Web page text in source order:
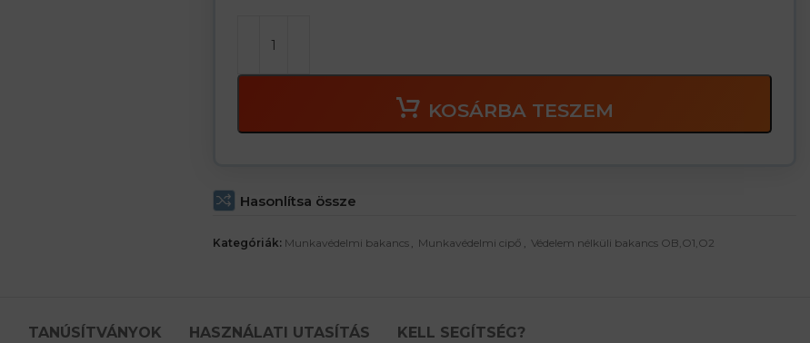
KOSÁRBA TESZEM
Hasonlítsa össze
Kategóriák: Munkavédelmi bakancs , Munkavédelmi cipő , Védelem nélküli bakancs OB,O1,O2
TANÚSÍTVÁNYOK HASZNÁLATI UTASÍTÁS KELL SEGÍTSÉG?